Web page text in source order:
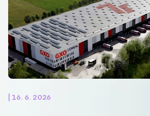
| 16. 6. 2026